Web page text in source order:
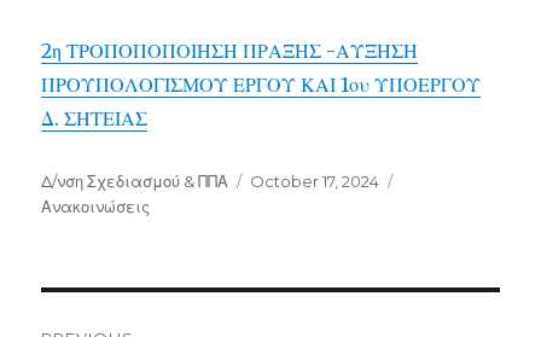
2η ΤΡΟΠΟΠΟΠΟΙΗΣΗ ΠΡΑΞΗΣ -ΑΥΞΗΣΗ
ΠΡΟΥΠΟΛΟΓΙΣΜΟΥ ΕΡΓΟΥ ΚΑΙ 1ου ΥΠΟΕΡΓΟΥ
Δ. ΣΗΤΕΙΑΣ
Author
Δ/νση Σχεδιασμού & ΠΠΑ
Posted
October 17, 2024
Ανακοινώσεις